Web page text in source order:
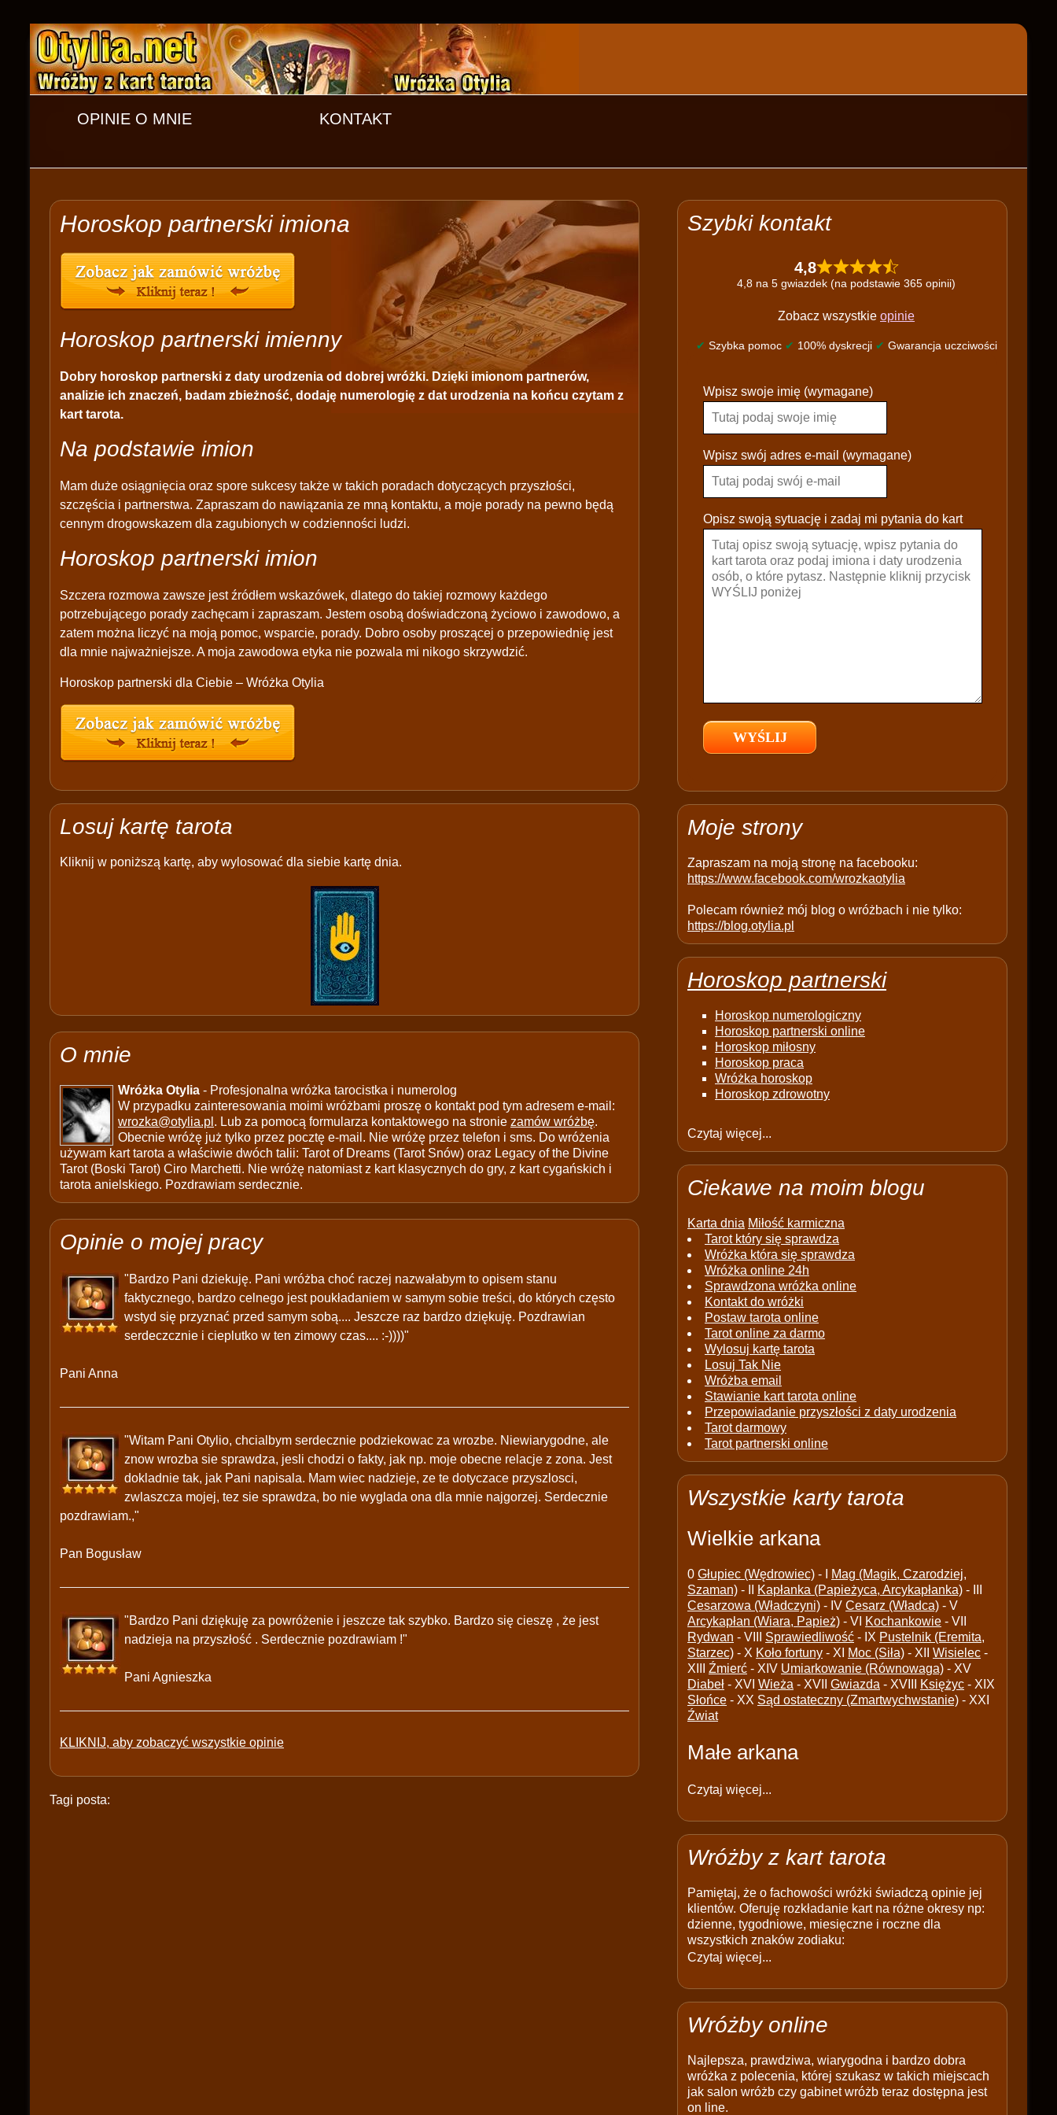
OPINIE O MNIE KONTAKT
Horoskop partnerski imiona
Horoskop partnerski imienny
Dobry horoskop partnerski z daty urodzenia od dobrej wróżki. Dzięki imionom partnerów,
analizie ich znaczeń, badam zbieżność, dodaję numerologię z dat urodzenia na końcu czytam z
kart tarota.
Na podstawie imion
Mam duże osiągnięcia oraz spore sukcesy także w takich poradach dotyczących przyszłości,
szczęścia i partnerstwa. Zapraszam do nawiązania ze mną kontaktu, a moje porady na pewno będą
cennym drogowskazem dla zagubionych w codzienności ludzi.
Horoskop partnerski imion
Szczera rozmowa zawsze jest źródłem wskazówek, dlatego do takiej rozmowy każdego
potrzebującego porady zachęcam i zapraszam. Jestem osobą doświadczoną życiowo i zawodowo, a
zatem można liczyć na moją pomoc, wsparcie, porady. Dobro osoby proszącej o przepowiednię jest
dla mnie najważniejsze. A moja zawodowa etyka nie pozwala mi nikogo skrzywdzić.
Horoskop partnerski dla Ciebie – Wróżka Otylia
Losuj kartę tarota
Kliknij w poniższą kartę, aby wylosować dla siebie kartę dnia.
O mnie
Wróżka Otylia - Profesjonalna wróżka tarocistka i numerolog
W przypadku zainteresowania moimi wróżbami proszę o kontakt pod tym adresem e-mail:
wrozka@otylia.pl . Lub za pomocą formularza kontaktowego na stronie zamów wróżbę.
Obecnie wróżę już tylko przez pocztę e-mail. Nie wróżę przez telefon i sms. Do wróżenia
używam kart tarota a właściwie dwóch talii: Tarot of Dreams (Tarot Snów) oraz Legacy of the Divine
Tarot (Boski Tarot) Ciro Marchetti. Nie wróżę natomiast z kart klasycznych do gry, z kart cygańskich i
tarota anielskiego. Pozdrawiam serdecznie.
Opinie o mojej pracy
"Bardzo Pani dziekuję. Pani wróżba choć raczej nazwałabym to opisem stanu
faktycznego, bardzo celnego jest poukładaniem w samym sobie treści, do których często
wstyd się przyznać przed samym sobą.... Jeszcze raz bardzo dziękuję. Pozdrawian
serdeczcznie i cieplutko w ten zimowy czas.... :-))))"
Pani Anna
"Witam Pani Otylio, chcialbym serdecznie podziekowac za wrozbe. Niewiarygodne, ale
znow wrozba sie sprawdza, jesli chodzi o fakty, jak np. moje obecne relacje z zona. Jest
dokladnie tak, jak Pani napisala. Mam wiec nadzieje, ze te dotyczace przyszlosci,
zwlaszcza mojej, tez sie sprawdza, bo nie wyglada ona dla mnie najgorzej. Serdecznie
pozdrawiam.,"
Pan Bogusław
"Bardzo Pani dziękuję za powróżenie i jeszcze tak szybko. Bardzo się cieszę , że jest
nadzieja na przyszłość . Serdecznie pozdrawiam !"
Pani Agnieszka
KLIKNIJ, aby zobaczyć wszystkie opinie
Tagi posta:
Szybki kontakt
4,8
4,8 na 5 gwiazdek (na podstawie 365 opinii)
Zobacz wszystkie opinie
✔ Szybka pomoc ✔ 100% dyskrecji ✔ Gwarancja uczciwości
l
a
s
e
a
e
e
p
y
Wpisz swoje imię (wymagane)
Wpisz swój adres e-mail (wymagane)
Opisz swoją sytuację i zadaj mi pytania do kart
Moje strony
Zapraszam na moją stronę na facebooku:
https://www.facebook.com/wrozkaotylia
Polecam również mój blog o wróżbach i nie tylko:
https://blog.otylia.pl
Horoskop partnerski
Horoskop numerologiczny
Horoskop partnerski online
Horoskop miłosny
Horoskop praca
Wróżka horoskop
Horoskop zdrowotny
Czytaj więcej...
Ciekawe na moim blogu
Karta dnia Miłość karmiczna
Tarot który się sprawdza
Wróżka która się sprawdza
Wróżka online 24h
Sprawdzona wróżka online
Kontakt do wróżki
Postaw tarota online
Tarot online za darmo
Wylosuj kartę tarota
Losuj Tak Nie
Wróżba email
Stawianie kart tarota online
Przepowiadanie przyszłości z daty urodzenia
Tarot darmowy
Tarot partnerski online
Wszystkie karty tarota
Wielkie arkana
0 Głupiec (Wędrowiec) - I
Mag (Magik, Czarodziej,
Szaman) - II Kapłanka (Papieżyca, Arcykapłanka) - III
Cesarzowa (Władczyni) - IV Cesarz (Władca) - V
Arcykapłan (Wiara, Papież) - VI Kochankowie - VII
Rydwan - VIII Sprawiedliwość - IX Pustelnik (Eremita,
Starzec) - X Koło fortuny - XI Moc (Siła) - XII Wisielec -
XIII Źmierć - XIV Umiarkowanie (Równowaga) - XV
Diabeł - XVI Wieża - XVII Gwiazda - XVIII Księżyc - XIX
Słońce - XX Sąd ostateczny (Zmartwychwstanie) - XXI
Źwiat
Małe arkana
Czytaj więcej...
Wróżby z kart tarota
Pamiętaj, że o fachowości wróżki świadczą opinie jej
klientów. Oferuję rozkładanie kart na różne okresy np:
dzienne, tygodniowe, miesięczne i roczne dla
wszystkich znaków zodiaku:
Czytaj więcej...
Wróżby online
Najlepsza, prawdziwa, wiarygodna i bardzo dobra
wróżka z polecenia, której szukasz w takich miejscach
jak salon wróżb czy gabinet wróżb teraz dostępna jest
on line.